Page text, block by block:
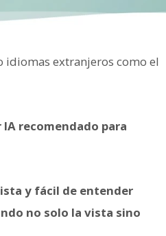
idiomas extranjeros como el
recomendado para
y fácil de entender
no solo la vista sino